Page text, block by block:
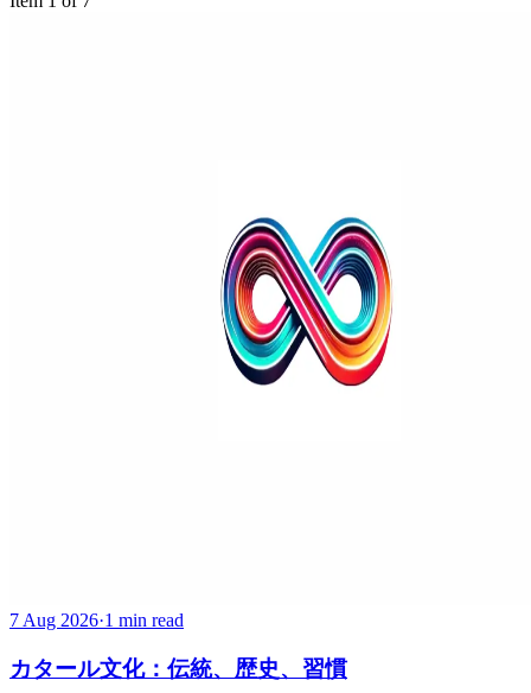
7 Aug 2026·1 min read
カタール文化：伝統、歴史、習慣